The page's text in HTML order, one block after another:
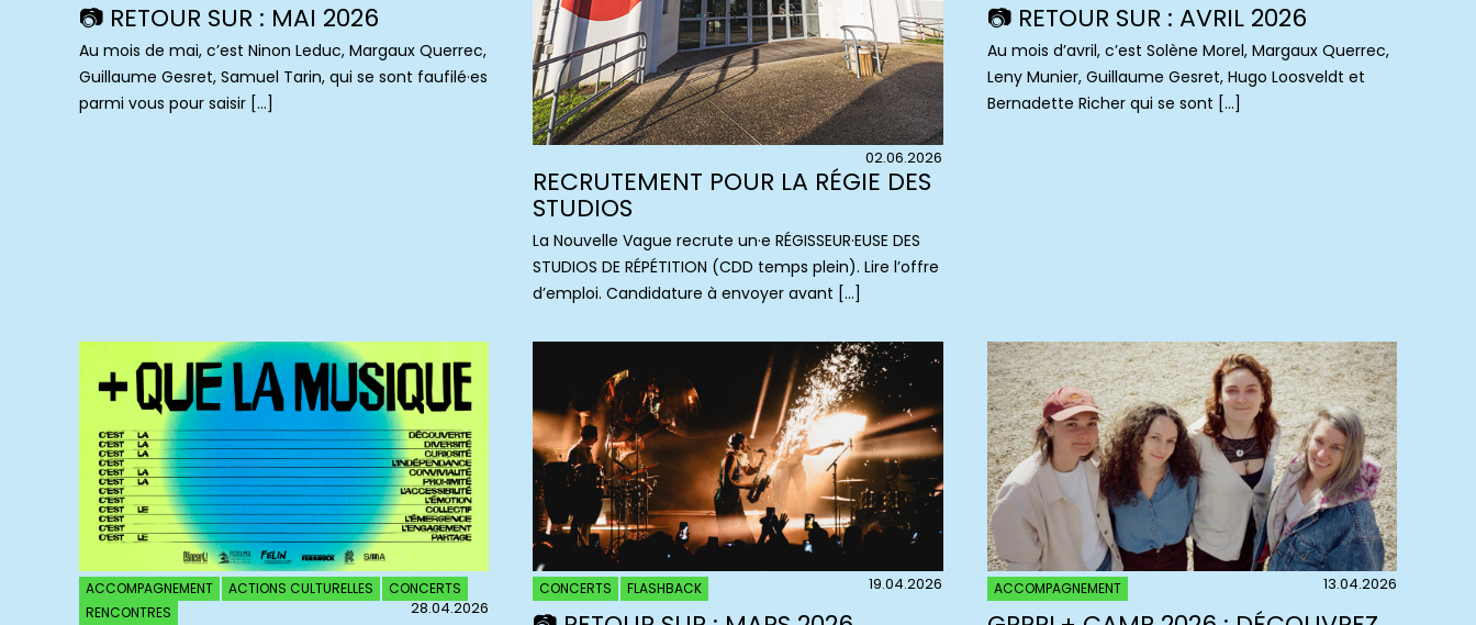
📷 RETOUR SUR : MAI 2026
Au mois de mai, c’est Ninon Leduc, Margaux Querrec,
Guillaume Gesret, Samuel Tarin, qui se sont faufilé·es
parmi vous pour saisir […]
02.06.2026
RECRUTEMENT POUR LA RÉGIE DES
STUDIOS
La Nouvelle Vague recrute un·e RÉGISSEUR·EUSE DES
STUDIOS DE RÉPÉTITION (CDD temps plein). Lire l’offre
d’emploi. Candidature à envoyer avant […]
📷 RETOUR SUR : AVRIL 2026
Au mois d’avril, c’est Solène Morel, Margaux Querrec,
Leny Munier, Guillaume Gesret, Hugo Loosveldt et
Bernadette Richer qui se sont […]
ACCOMPAGNEMENT ACTIONS CULTURELLES
CONCERTS
RENCONTRES
28.04.2026
CONCERTS FLASHBACK 19.04.2026 ACCOMPAGNEMENT 13.04.2026